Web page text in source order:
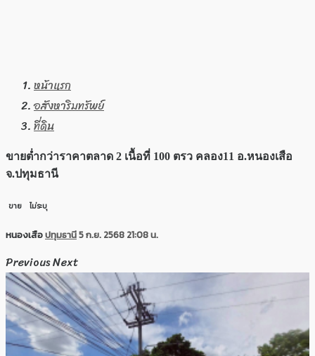
หน้าแรก
อสังหาริมทรัพย์
ที่ดิน
ขายต่ำกว่าราคาตลาด 2 เนื้อที่ 100 ตรว คลอง11 อ.หนองเสือ
จ.ปทุมธานี
ขาย ไม่ระบุ
หนองเสือปทุมธานี5 ก.ย. 2568 21:08 น.
PreviousNext